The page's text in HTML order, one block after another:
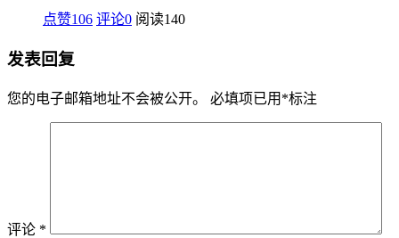
点赞106 评论0 阅读140
发表回复
您的电子邮箱地址不会被公开。 必填项已用 *标注
评论 *